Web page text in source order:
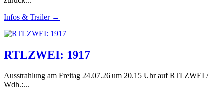
Infos & Trailer →
RTLZWEI: 1917
Ausstrahlung am Freitag 24.07.26 um 20.15 Uhr auf RTLZWEI /
Wdh.:...